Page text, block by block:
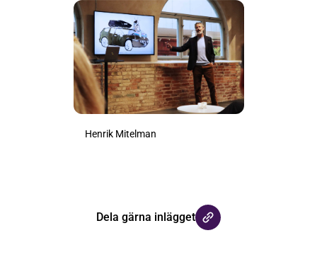
Henrik Mitelman
Dela gärna inlägget